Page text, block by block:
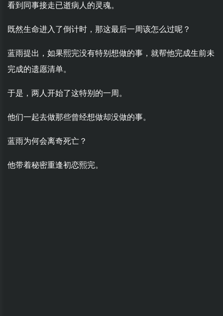
看到同事接走已逝病人的灵魂。
既然生命进入了倒计时，那这最后一周该怎么过呢？
蓝雨提出，如果熙完没有特别想做的事，就帮他完成生前未
完成的遗愿清单。
于是，两人开始了这特别的一周。
他们一起去做那些曾经想做却没做的事。
蓝雨为何会离奇死亡？
他带着秘密重逢初恋熙完。